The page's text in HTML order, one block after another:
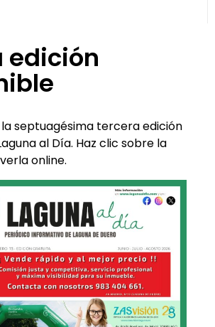
edición
septuagésima tercera edición
al Día. Haz clic sobre la
online.